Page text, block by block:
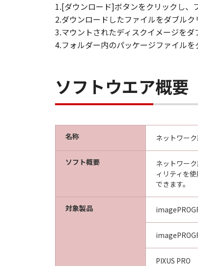
1.[ダウンロード]ボタンをクリックし、
2.ダウンロードしたファイルをダブル
3.マウントされたディスクイメージをダ
4.フォルダー内のパッケージファイル
ソフトウエア概要
名称 ネットワー
ソフト概要
ネットワー
ィリティを
できます。
対象製品
PIXUS PRO